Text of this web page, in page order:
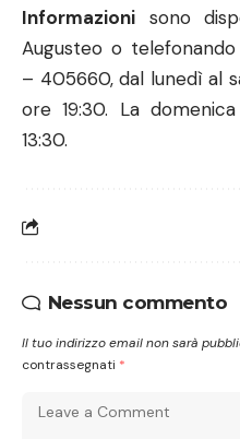
Informazioni sono
Augusteo o
– 405660, dal lunedì al
ore 19:30. La
13:30.
Nessun commento
Il tuo indirizzo email non sarà
contrassegnati *